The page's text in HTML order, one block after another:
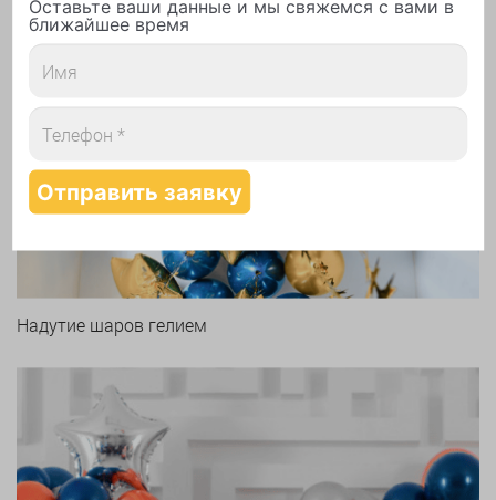
Арки и гирлянды из шаров
Надутие шаров гелием
Оставьте ваши данные и мы свяжемся с вами в
ближайшее время